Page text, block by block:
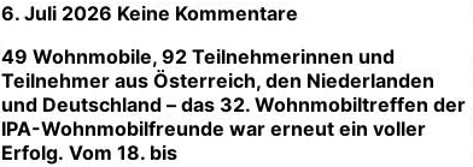
6. Juli 2026 Keine Kommentare
49 Wohnmobile, 92 Teilnehmerinnen und
Teilnehmer aus Österreich, den Niederlanden
und Deutschland – das 32. Wohnmobiltreffen der
IPA-Wohnmobilfreunde war erneut ein voller
Erfolg. Vom 18. bis